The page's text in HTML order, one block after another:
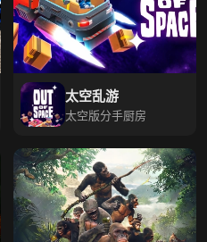
太空乱游
太空版分手厨房